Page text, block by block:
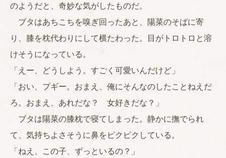
のようだと、奇妙な気がしたものだ。
ブタはあちこちを嗅ぎ回ったあと、陽菜のそばに寄
り、膝を枕代わりにして横たわった。目がトロトロと溶
けそうになっている。
「えー、どうしよう。すごく可愛いんだけど」
「おい、プギー。おまえ、俺にそんなのしたことねえだ
ろ。おまえ、あれだな？ 女好きだな？」
ブタは陽菜の膝枕で寝てしまった。静かに撫でられ
て、気持ちよさそうに鼻をピクピクしている。
「ねえ、この子、ずっといるの？」